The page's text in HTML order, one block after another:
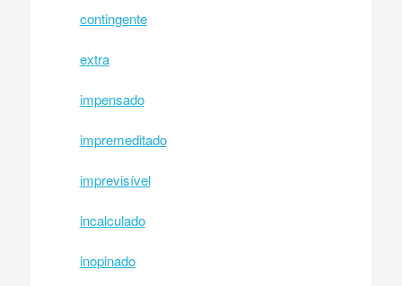
contingente
extra
impensado
impremeditado
imprevisível
incalculado
inopinado